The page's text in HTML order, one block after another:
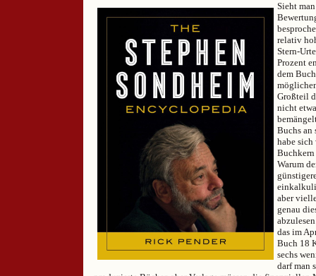
Sieht
relativ
Stern-
Prozent
dem
Großteil
nicht
Buchs an
habe
Buchkern
Warum
aber
genau
das im
Buch 18
sechs
darf man